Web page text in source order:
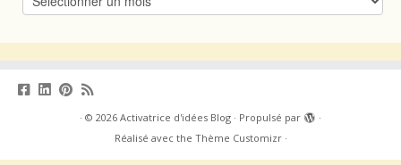
· © 2026 Activatrice d'idées Blog · Propulsé par
·
Réalisé avec the Thème Customizr·